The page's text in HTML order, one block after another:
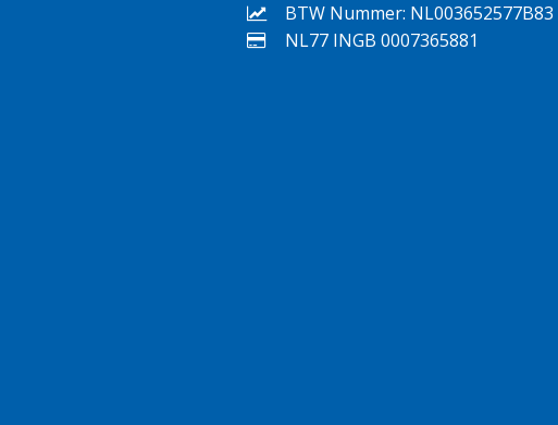
BTW Nummer: NL003652577B83
NL77 INGB 0007365881